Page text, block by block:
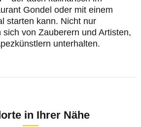
Gondel oder mit einem
starten kann. Nicht nur
von Zauberern und Artisten,
unterhalten.
in Ihrer Nähe